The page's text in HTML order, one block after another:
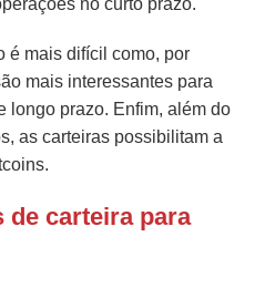
é mais difícil como, por
mais interessantes para
longo prazo. Enfim, além do
as carteiras possibilitam a
de carteira para